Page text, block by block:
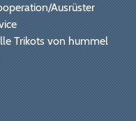
Ausrüster
Trikots von hummel